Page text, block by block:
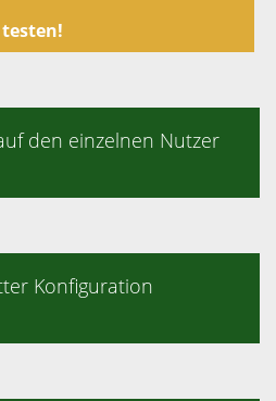
testen!
den einzelnen Nutzer
Konfiguration